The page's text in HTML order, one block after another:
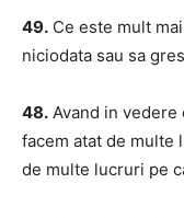
49. Ce este mult
niciodata sau sa
48. Avand in
facem atat de multe
de multe lucruri pe